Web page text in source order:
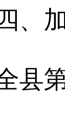
、
县